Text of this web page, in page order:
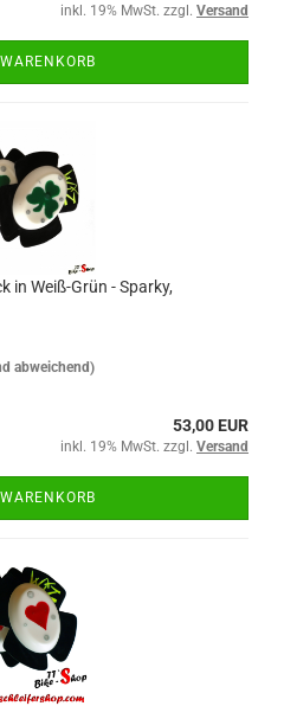
inkl. 19% MwSt. zzgl. Versand
in Weiß-Grün - Sparky,
abweichend)
53,00 EUR
inkl. 19% MwSt. zzgl. Versand